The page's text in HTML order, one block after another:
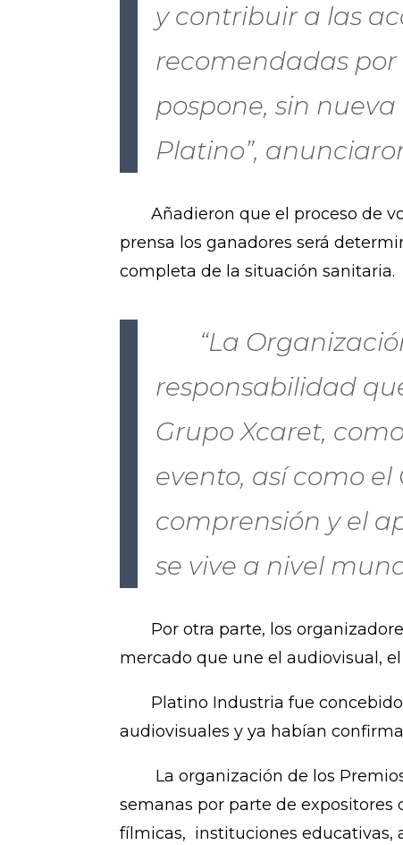
y contribuir a las
recomendadas por
pospone, sin
Platino”,
Añadieron que el proceso de
prensa los ganadores será
completa de la situación sanitaria.
“La
responsabilidad
Grupo Xcaret,
evento, así como
comprensión y el
se vive a nivel
Por otra parte, los
mercado que une el audiovisual,
Platino Industria fue concebido
audiovisuales y ya habían
La organización de los Premios
semanas por parte de
fílmicas, instituciones educativas,